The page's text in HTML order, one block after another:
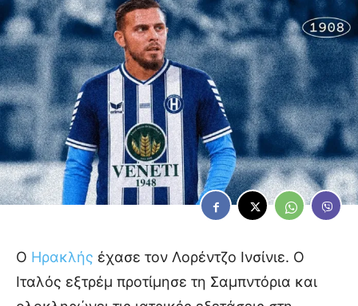
Ο Ηρακλής έχασε τον Λορέντζο Ινσίνιε. Ο
Ιταλός εξτρέμ προτίμησε τη Σαμπντόρια και